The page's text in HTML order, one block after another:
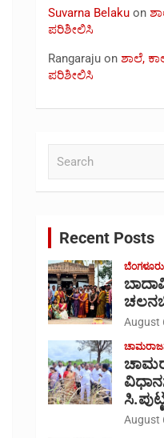
Suvarna Belaku on
ಪರಿಶೀಲಿಸಿ
Rangaraju on ಶಾಲೆ,
ಪರಿಶೀಲಿಸಿ
Recent Posts
ಬೆಂಗಳೂರು
August
August